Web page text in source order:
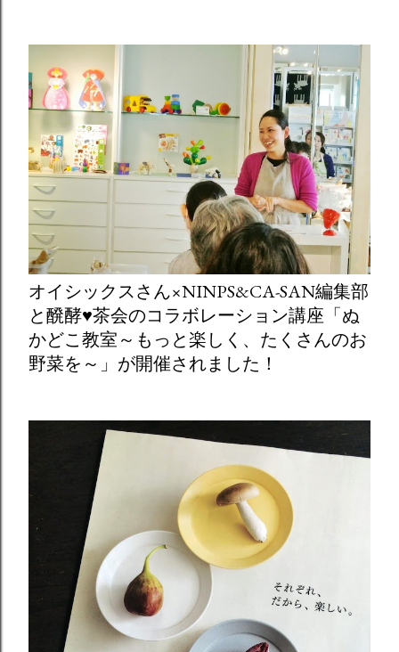
オイシックスさん×NINPS&CA-SAN編集部
と醗酵♥茶会のコラボレーション講座「ぬ
かどこ教室～もっと楽しく、たくさんのお
野菜を～」が開催されました！